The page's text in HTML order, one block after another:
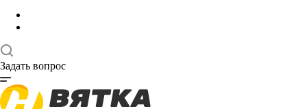
Задать вопрос